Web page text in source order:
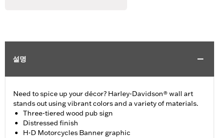
설명
Need to spice up your décor? Harley-Davidson® wall art
stands out using vibrant colors and a variety of materials.
Three-tiered wood pub sign
Distressed finish
H-D Motorcycles Banner graphic